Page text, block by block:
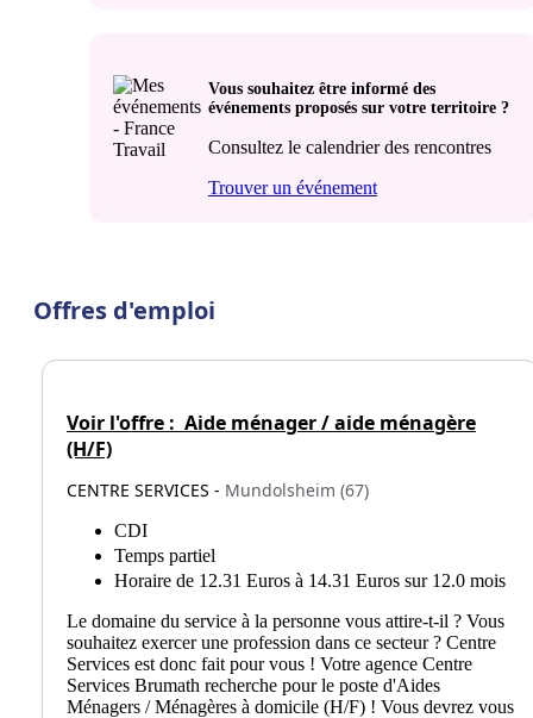
Vous souhaitez être informé des
événements proposés sur votre territoire ?
Consultez le calendrier des rencontres
Trouver un événement
Offres d'emploi
Voir l'offre : Aide ménager / aide ménagère
(H/F)
CENTRE SERVICES - Mundolsheim (67)
CDI
Temps partiel
Horaire de 12.31 Euros à 14.31 Euros sur 12.0 mois
Le domaine du service à la personne vous attire-t-il ? Vous
souhaitez exercer une profession dans ce secteur ? Centre
Services est donc fait pour vous ! Votre agence Centre
Services Brumath recherche pour le poste d'Aides
Ménagers / Ménagères à domicile (H/F) ! Vous devrez vous